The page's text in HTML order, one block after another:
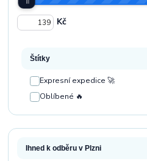
Kč
Štítky
Expresní expedice 🚀
Oblíbené 🔥
Ihned k odběru v Plzni